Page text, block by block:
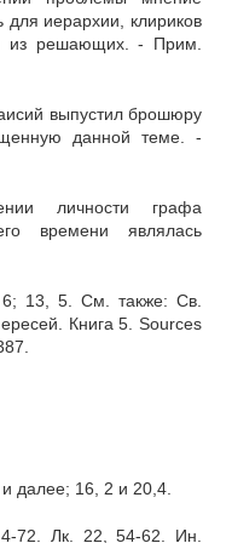
иерархии, клириков
из решающих. - Прим.
выпустил брошюру
данной теме. -
личности графа
времени являлась
13, 5. См. также: Св.
Книга 5. Sources
далее; 16, 2 и 20,4.
Лк. 22, 54-62. Ин.